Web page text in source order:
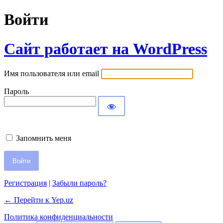
Войти
Сайт работает на WordPress
Имя пользователя или email
Пароль
Запомнить меня
Регистрация | Забыли пароль?
← Перейти к Yep.uz
Политика конфиденциальности